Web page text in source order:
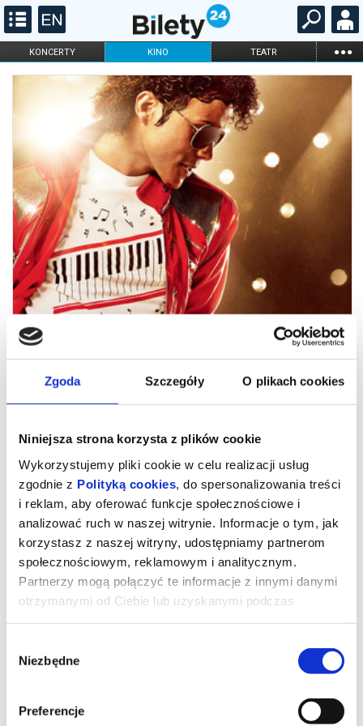
Zgoda Szczegóły O plikach cookies
Niniejsza strona korzysta z plików cookie
Wykorzystujemy pliki cookie w celu realizacji usług
zgodnie z Polityką cookies , do spersonalizowania treści
i reklam, aby oferować funkcje społecznościowe i
analizować ruch w naszej witrynie. Informacje o tym, jak
korzystasz z naszej witryny, udostępniamy partnerom
społecznościowym, reklamowym i analitycznym.
Partnerzy mogą połączyć te informacje z innymi danymi
otrzymanymi od Ciebie lub uzyskanymi podczas
zgody
Niezbędne
Preferencje
KONCERTY KINO TEATR ...
FILHARMONIA OPERA I BALET
STAND-UP
ONLINE KARNETY
Michael
dziesięciorga dzieci od najmłodszych lat jest przygotowywany do
kariery muzycznej pod okiem surowego ojca (Colman Domingo). Z
w wieku 13 lat rozpoczyna karierę solową. Również w dorosłości
życiem Michaela (Jaafar Jackson) rządzi muzyka.